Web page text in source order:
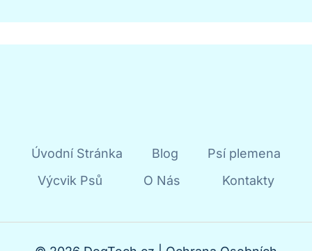
Úvodní Stránka Blog
Psí plemena
Výcvik Psů
O Nás Kontakty